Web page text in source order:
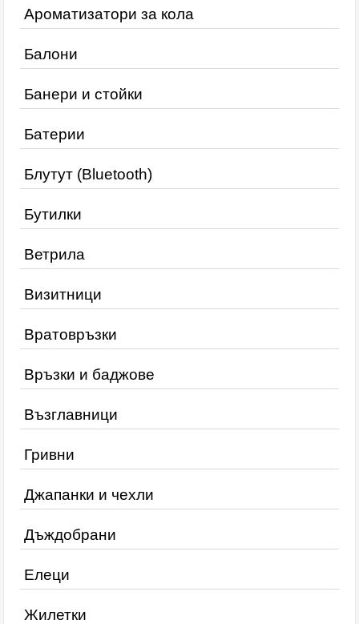
Ароматизатори за кола
Балони
Банери и стойки
Батерии
Блутут (Bluetooth)
Бутилки
Ветрила
Визитници
Вратовръзки
Връзки и баджове
Възглавници
Гривни
Джапанки и чехли
Дъждобрани
Елеци
Жилетки